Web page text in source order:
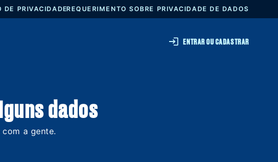
AVISO DE PRIVACIDADEREQUERIMENTO SOBRE
ENTRAR
alguns dados